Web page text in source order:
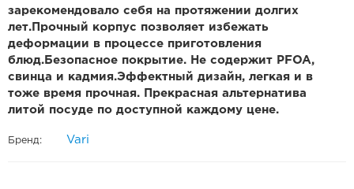
зарекомендовало себя на протяжении долгих
лет.Прочный корпус позволяет избежать
деформации в процессе приготовления
блюд.Безопасное покрытие. Не содержит PFOA,
свинца и кадмия.Эффектный дизайн, легкая и в
тоже время прочная. Прекрасная альтернатива
литой посуде по доступной каждому цене.
Бренд: Vari